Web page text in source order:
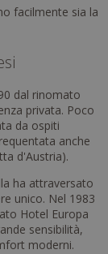
facilmente sia la
dal rinomato
privata. Poco
da ospiti
anche
d'Austria).
ha attraversato
unico. Nel 1983
Hotel Europa
sensibilità,
moderni.